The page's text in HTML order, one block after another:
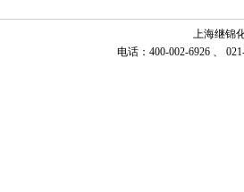
上海继锦
电话：400-002-6926 、